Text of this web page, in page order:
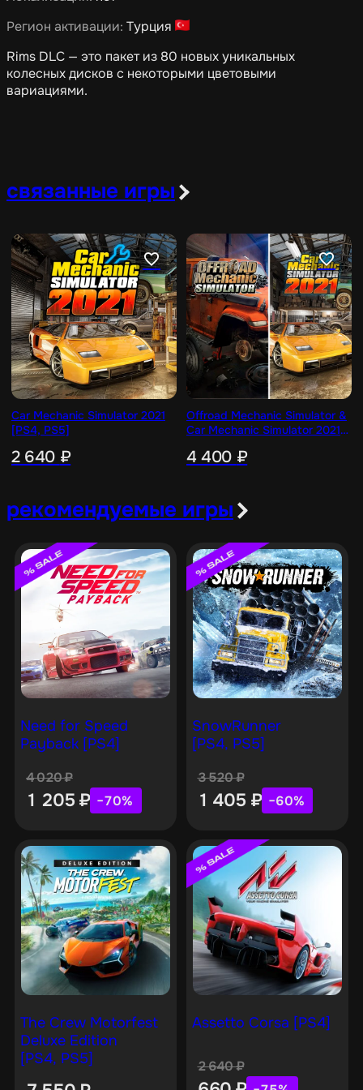
Регион активации: Турция
Rims DLC — это пакет из 80 новых уникальных
колесных дисков с некоторыми цветовыми
вариациями.
связанные игры
Car Mechanic Simulator 2021
[PS4, PS5]
2 640 ₽
Offroad Mechanic Simulator &
Car Mechanic Simulator 2021
4 400 ₽
рекомендуемые игры
Need for Speed
Payback [PS4]
4 020₽
1 205 ₽ −70%
SnowRunner
[PS4, PS5]
3 520₽
1 405 ₽ −60%
The Crew Motorfest
Deluxe Edition
[PS4, PS5]
Assetto Corsa [PS4]
2 640₽